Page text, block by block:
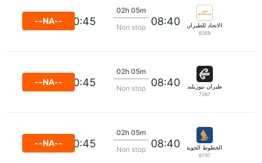
الاتحاد للطيران
6359
08:40
02h 05m
Non stop
10:45
--NA--
طيران نيوزيلندا
7267
08:40
02h 05m
Non stop
10:45
--NA--
الخطوط الجوية السنغافورية
6797
08:40
02h 05m
Non stop
10:45
--NA--